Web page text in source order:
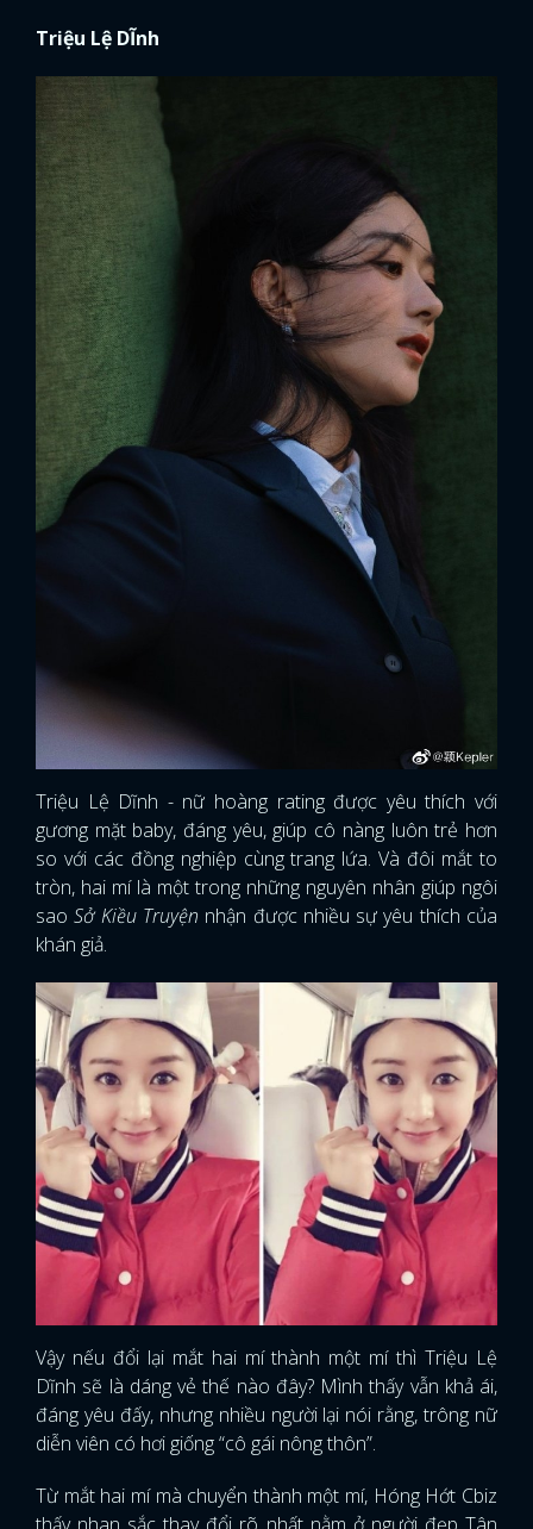
Triệu Lệ DĨnh
Triệu Lệ Dĩnh - nữ hoàng rating được yêu thích với
gương mặt baby, đáng yêu, giúp cô nàng luôn trẻ hơn
so với các đồng nghiệp cùng trang lứa. Và đôi mắt to
tròn, hai mí là một trong những nguyên nhân giúp ngôi
saoSở Kiều Truyện nhận được nhiều sự yêu thích của
khán giả.
Vậy nếu đổi lại mắt hai mí thành một mí thì Triệu Lệ
Dĩnh sẽ là dáng vẻ thế nào đây? Mình thấy vẫn khả ái,
đáng yêu đấy, nhưng nhiều người lại nói rằng, trông nữ
diễn viên có hơi giống “cô gái nông thôn”.
Từ mắt hai mí mà chuyển thành một mí, Hóng Hớt Cbiz